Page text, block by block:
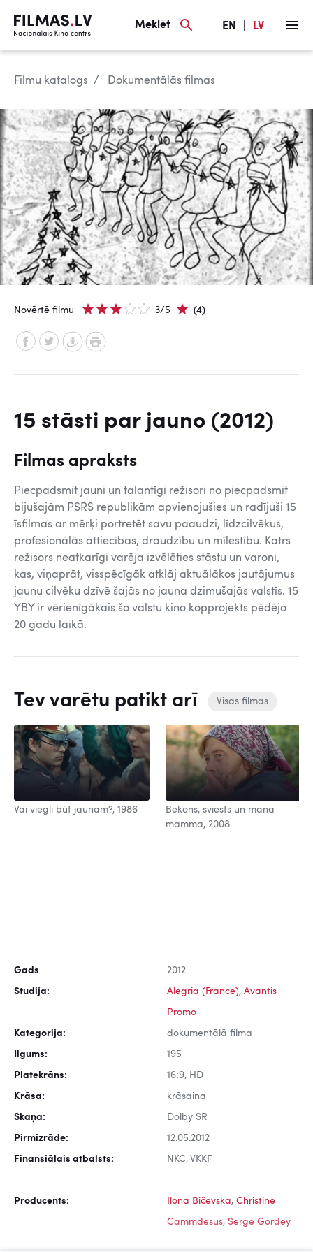
Meklēt EN LV
Filmu katalogs Dokumentālās filmas
Novērtē filmu 3/5 (4)
15 stāsti par jauno (2012)
Filmas apraksts
Piecpadsmit jauni un talantīgi režisori no piecpadsmit
bijušajām PSRS republikām apvienojušies un radījuši 15
īsfilmas ar mērķi portretēt savu paaudzi, līdzcilvēkus,
profesionālās attiecības, draudzību un mīlestību. Katrs
režisors neatkarīgi varēja izvēlēties stāstu un varoni,
kas, viņaprāt, visspēcīgāk atklāj aktuālākos jautājumus
jaunu cilvēku dzīvē šajās no jauna dzimušajās valstīs. 15
YBY ir vērienīgākais šo valstu kino kopprojekts pēdējo
20 gadu laikā.
Tev varētu patikt arī Visas filmas
Vai viegli būt jaunam?, 1986
Bekons, sviests un mana
mamma, 2008
Gads 2012
Studija: Alegria (France), Avantis
Promo
Kategorija: dokumentālā filma
Ilgums: 195
Platekrāns: 16:9, HD
Krāsa: krāsaina
Skaņa: Dolby SR
Pirmizrāde: 12.05.2012
Finansiālais atbalsts: NKC, VKKF
Producents: Ilona Bičevska, Christine
Cammdesus, Serge Gordey